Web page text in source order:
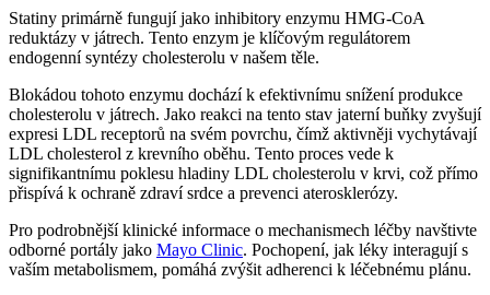
Statiny primárně fungují jako inhibitory enzymu HMG-CoA
reduktázy v játrech. Tento enzym je klíčovým regulátorem
endogenní syntézy cholesterolu v našem těle.
Blokádou tohoto enzymu dochází k efektivnímu snížení produkce
cholesterolu v játrech. Jako reakci na tento stav jaterní buňky zvyšují
expresi LDL receptorů na svém povrchu, čímž aktivněji vychytávají
LDL cholesterol z krevního oběhu. Tento proces vede k
signifikantnímu poklesu hladiny LDL cholesterolu v krvi, což přímo
přispívá k ochraně zdraví srdce a prevenci aterosklerózy.
Pro podrobnější klinické informace o mechanismech léčby navštivte
odborné portály jako Mayo Clinic. Pochopení, jak léky interagují s
vaším metabolismem, pomáhá zvýšit adherenci k léčebnému plánu.